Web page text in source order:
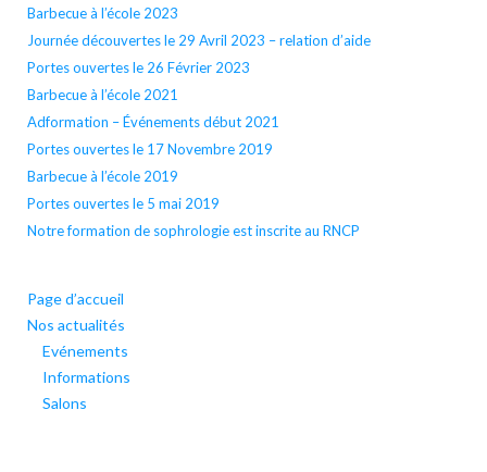
Barbecue à l’école 2023
Journée découvertes le 29 Avril 2023 – relation d’aide
Portes ouvertes le 26 Février 2023
Barbecue à l’école 2021
Adformation – Événements début 2021
Portes ouvertes le 17 Novembre 2019
Barbecue à l’école 2019
Portes ouvertes le 5 mai 2019
Notre formation de sophrologie est inscrite au RNCP
Page d’accueil
Nos actualités
Evénements
Informations
Salons